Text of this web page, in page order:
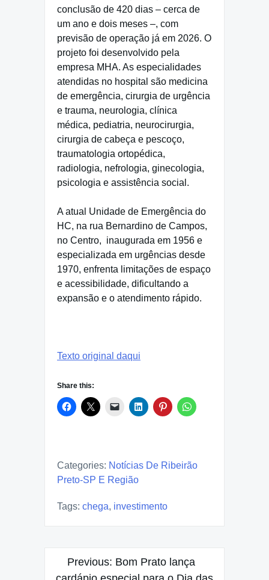
conclusão de 420 dias – cerca de
um ano e dois meses –, com
previsão de operação já em 2026. O
projeto foi desenvolvido pela
empresa MHA. As especialidades
atendidas no hospital são medicina
de emergência, cirurgia de urgência
e trauma, neurologia, clínica
médica, pediatria, neurocirurgia,
cirurgia de cabeça e pescoço,
traumatologia ortopédica,
radiologia, nefrologia, ginecologia,
psicologia e assistência social.
A atual Unidade de Emergência do
HC, na rua Bernardino de Campos,
no Centro, inaugurada em 1956 e
especializada em urgências desde
1970, enfrenta limitações de espaço
e acessibilidade, dificultando a
expansão e o atendimento rápido.
Texto original daqui
Share this:
Categories: Notícias De Ribeirão
Preto-SP E Região
Tags: chega, investimento
PostPrevious: Bom Prato lança